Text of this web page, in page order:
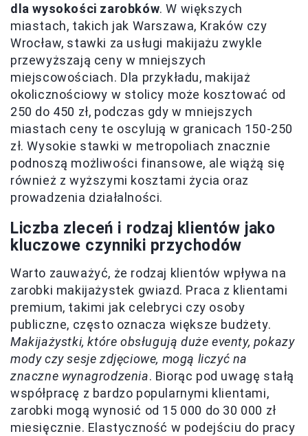
dla wysokości zarobków. W większych
miastach, takich jak Warszawa, Kraków czy
Wrocław, stawki za usługi makijażu zwykle
przewyższają ceny w mniejszych
miejscowościach. Dla przykładu, makijaż
okolicznościowy w stolicy może kosztować od
250 do 450 zł, podczas gdy w mniejszych
miastach ceny te oscylują w granicach 150-250
zł. Wysokie stawki w metropoliach znacznie
podnoszą możliwości finansowe, ale wiążą się
również z wyższymi kosztami życia oraz
prowadzenia działalności.
Liczba zleceń i rodzaj klientów jako
kluczowe czynniki przychodów
Warto zauważyć, że rodzaj klientów wpływa na
zarobki makijażystek gwiazd. Praca z klientami
premium, takimi jak celebryci czy osoby
publiczne, często oznacza większe budżety.
Makijażystki, które obsługują duże eventy, pokazy
mody czy sesje zdjęciowe, mogą liczyć na
znaczne wynagrodzenia. Biorąc pod uwagę stałą
współpracę z bardzo popularnymi klientami,
zarobki mogą wynosić od 15 000 do 30 000 zł
miesięcznie. Elastyczność w podejściu do pracy